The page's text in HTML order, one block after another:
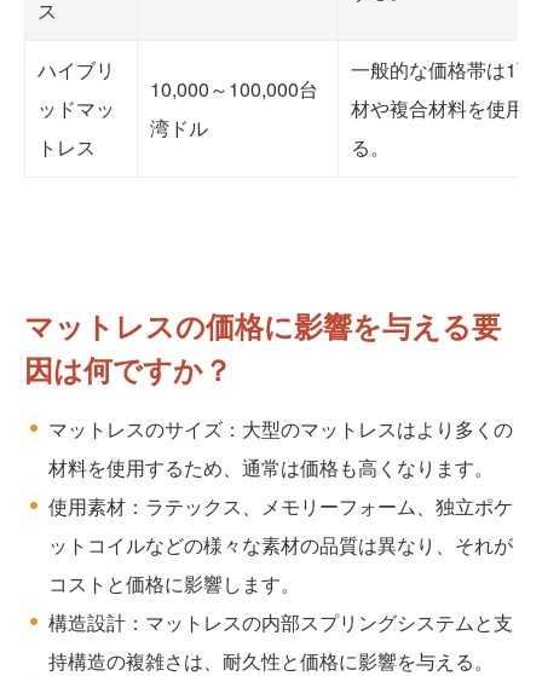
ス
ハイブリ
ッドマッ
トレス
10,000～100,000台
湾ドル
一般的な価格帯は1
材や複合材料を使用
る。
マットレスの価格に影響を与える要
因は何ですか？
マットレスのサイズ：大型のマットレスはより多くの
材料を使用するため、通常は価格も高くなります。
使用素材：ラテックス、メモリーフォーム、独立ポケ
ットコイルなどの様々な素材の品質は異なり、それが
コストと価格に影響します。
構造設計：マットレスの内部スプリングシステムと支
持構造の複雑さは、耐久性と価格に影響を与える。